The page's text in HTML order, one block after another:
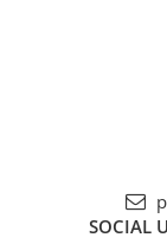
SOCIAL